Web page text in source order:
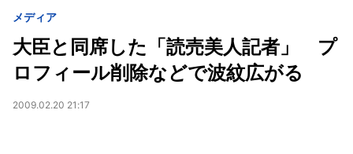
メディア
大臣と同席した「読売美人記者」 プ
ロフィール削除などで波紋広がる
2009.02.20 21:17